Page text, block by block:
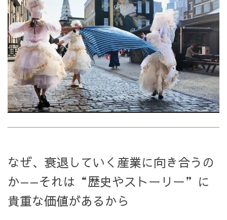
なぜ、衰退していく産業に向き合うの
か——それは“歴史やストーリー”に
貴重な価値があるから